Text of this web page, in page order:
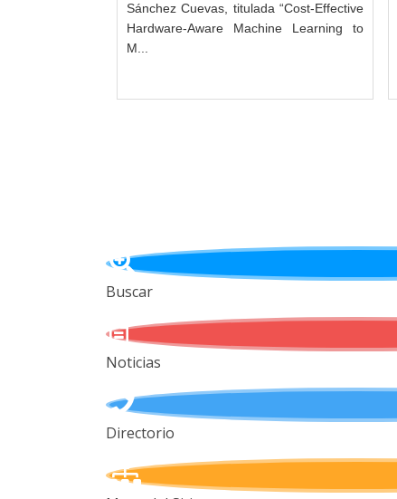
Sánchez Cuevas, titulada “Cost-Effective
Hardware-Aware Machine Learning to
M...
Buscar
Noticias
Directorio